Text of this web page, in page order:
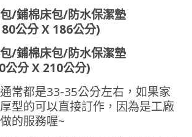
/鋪棉床包/防水保潔墊
公分 X 186公分)
/鋪棉床包/防水保潔墊
公分 X 210公分)
常都是33-35公分左右，如果家
型的可以直接訂作，因為是工廠
的服務喔~